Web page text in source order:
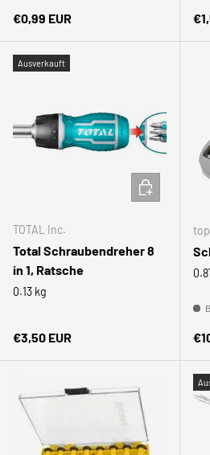
Normaler Preis
€0,99 EUR
Ausverkauft
TOTAL Inc.
Total Schraubendreher 8
in 1, Ratsche
0.13 kg
Normaler Preis
€3,50 EUR
IN DEN